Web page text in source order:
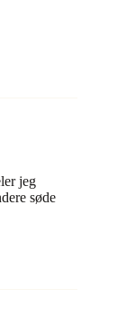
jeg
søde